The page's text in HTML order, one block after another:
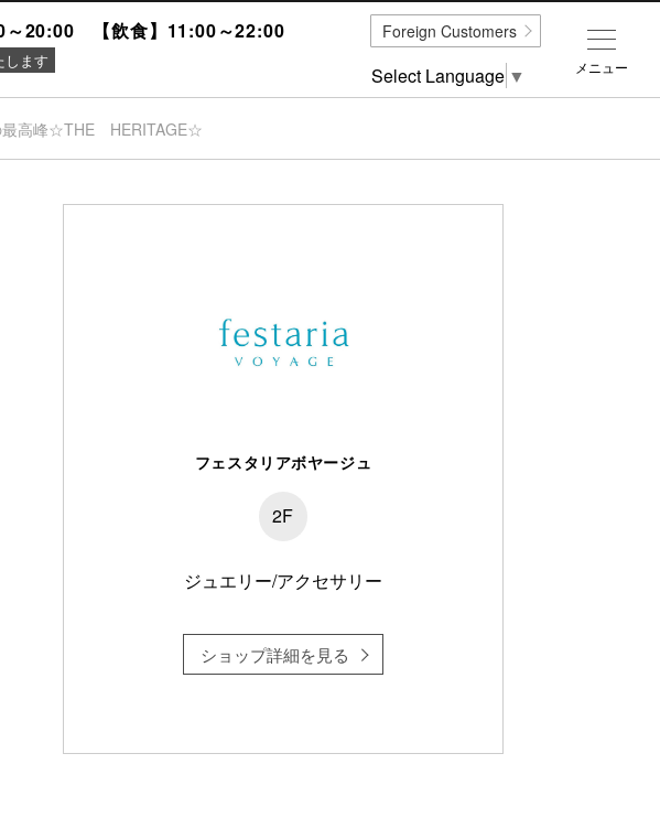
～20:00 【飲食】11:00～22:00
します
最高峰☆THE HERITAGE☆
フェスタリアボヤージュ
2F
ジュエリー/アクセサリー
ショップ詳細を見る
メニュー
Foreign Customers
Select Language ▼